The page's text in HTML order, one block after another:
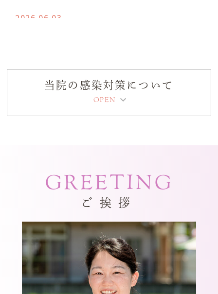
2026.06.03
連絡くださいませ
2025.12.18
2025.12.30-2026.1.4お休みです
2025.08.02
お盆休み8月10日から14日(木)までです
※9月17日（水）10月18日（土）臨時休診
いたします
当院の感染対策について
GREETING
ご挨拶